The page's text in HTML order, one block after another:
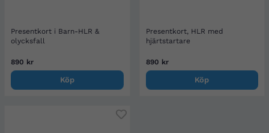
Presentkort i Barn-HLR &
olycksfall
890 kr
Köp
Presentkort, HLR med
hjärtstartare
890 kr
Köp